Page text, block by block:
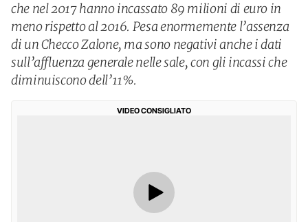
che nel 2017 hanno incassato 89 milioni di euro in
meno rispetto al 2016. Pesa enormemente l’assenza
di un Checco Zalone, ma sono negativi anche i dati
sull’affluenza generale nelle sale, con gli incassi che
diminuiscono dell’11%.
VIDEO CONSIGLIATO